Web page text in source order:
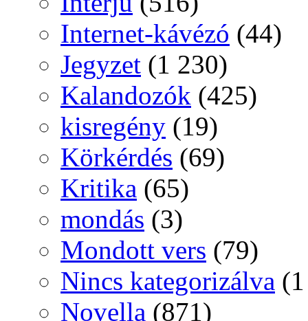
Internet-kávézó (44)
Jegyzet (1 230)
Kalandozók (425)
kisregény (19)
Körkérdés (69)
Kritika (65)
mondás (3)
Mondott vers (79)
Nincs kategorizálva
Novella (871)